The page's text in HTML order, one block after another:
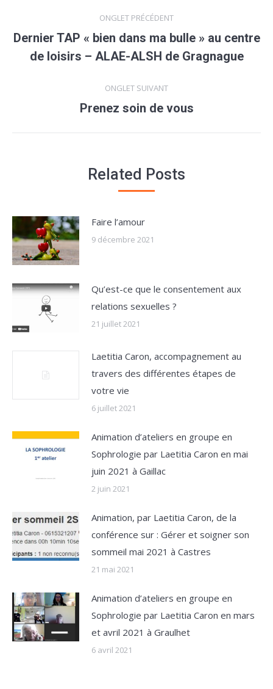
de
commentaire
ONGLET PRÉCÉDENT
Onglet
précédent
Dernier TAP « bien dans ma bulle » au centre
de loisirs – ALAE-ALSH de Gragnague
ONGLET SUIVANT
Onglet
Prenez soin de vous
Related Posts
Faire l’amour
9 décembre 2021
Qu’est-ce que le consentement aux
relations sexuelles ?
21 juillet 2021
Laetitia Caron, accompagnement au
travers des différentes étapes de
votre vie
6 juillet 2021
Animation d’ateliers en groupe en
Sophrologie par Laetitia Caron en mai
juin 2021 à Gaillac
2 juin 2021
Animation, par Laetitia Caron, de la
conférence sur : Gérer et soigner son
sommeil mai 2021 à Castres
21 mai 2021
Animation d’ateliers en groupe en
Sophrologie par Laetitia Caron en mars
et avril 2021 à Graulhet
6 avril 2021